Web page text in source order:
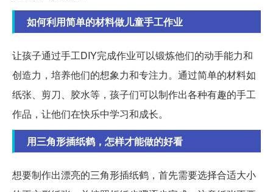
如何利用简单的材料做儿童手工作业
让孩子通过手工DIY完成作业可以锻炼他们的动手能力和
创造力，培养他们的想象力和专注力。通过简单的材料如
纸张、剪刀、胶水等，孩子们可以制作出各种有趣的手工
作品，让他们在快乐中学习和成长。
用三角形插纸鹤，怎样才能做的好看
想要制作出漂亮的三角形插纸鹤，首先需要选择合适大小